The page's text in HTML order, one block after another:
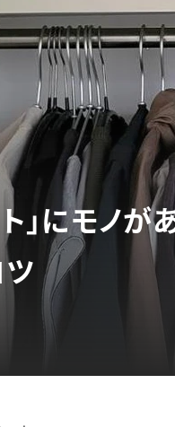
」にモノ